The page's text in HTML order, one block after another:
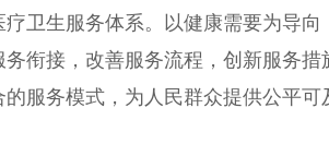
生服务体系。以健康需要为导向
衔接，改善服务流程，创新服务
服务模式，为人民群众提供公平可